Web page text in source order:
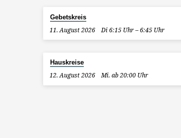
Gebetskreis
11. August 2026 Di 6:15 Uhr – 6:45 Uhr
Hauskreise
12. August 2026 Mi. ab 20:00 Uhr